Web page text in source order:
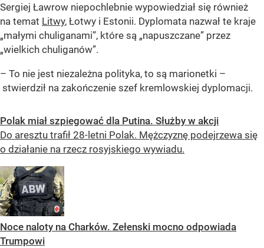
Sergiej Ławrow niepochlebnie wypowiedział się również
na temat Litwy, Łotwy i Estonii. Dyplomata nazwał te kraje
„małymi chuliganami”, które są „napuszczane” przez
„wielkich chuliganów”.
– To nie jest niezależna polityka, to są marionetki –
stwierdził na zakończenie szef kremlowskiej dyplomacji.
Polak miał szpiegować dla Putina. Służby w akcji
Do aresztu trafił 28-letni Polak. Mężczyznę podejrzewa się
o działanie na rzecz rosyjskiego wywiadu.
Noce naloty na Charków. Zełenski mocno odpowiada
Trumpowi